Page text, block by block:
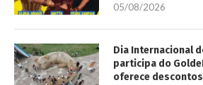
05/08/2026
Dia Internacional
participa do
oferece